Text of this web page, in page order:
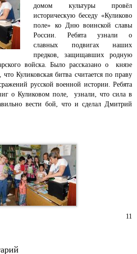
домом культуры провёл
историческую беседу «Куликово
поле» ко Дню воинской славы
России.Ребята узнали о
славных подвигах наших
предков, защищавших родную
войска. Было рассказано о князе
Куликовская битва считается по праву
русской военной истории. Ребята
о Куликовом поле, узнали, что сила в
вести бой, что и сделал Дмитрий
11